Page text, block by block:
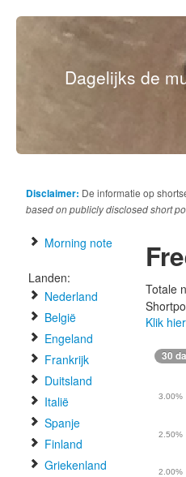
Dagelijks de
Disclaimer: De informatie op
based on publicly disclosed short
Morning note
Landen:
Nederland
België
Engeland
Frankrijk
Duitsland
Italië
Spanje
Finland
Griekenland
Totale
Klik
30
2.00%
2.50%
3.00%